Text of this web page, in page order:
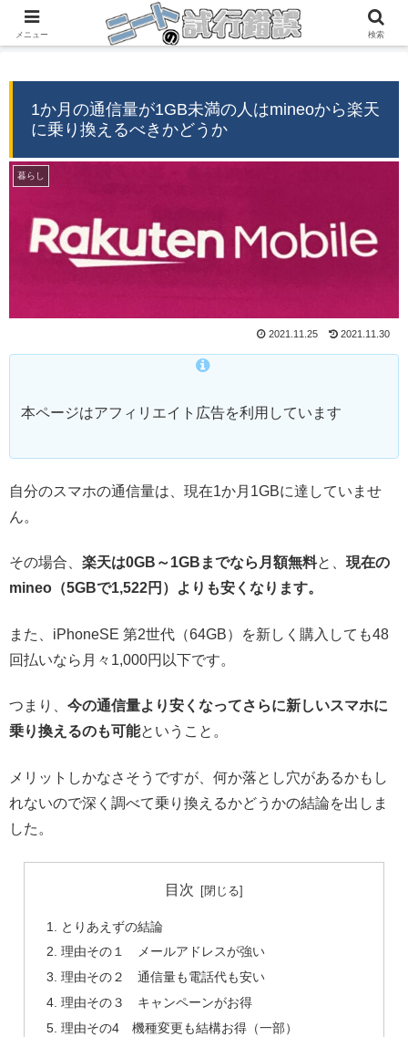
『自分の経験』→『誰かの役に立つ情報』
1か月の通信量が1GB未満の人はmineoから楽天
に乗り換えるべきかどうか
暮らし
2021.11.25 2021.11.30
本ページはアフィリエイト広告を利用しています
自分のスマホの通信量は、現在1か月1GBに達していませ
ん。
その場合、 楽天は0GB～1GBまでなら月額無料と、 現在の
mineo（5GBで1,522円）よりも安くなります。
また、iPhoneSE 第2世代（64GB）を新しく購入しても48
回払いなら月々1,000円以下です。
つまり、 今の通信量より安くなってさらに新しいスマホに
乗り換えるのも可能ということ。
メリットしかなさそうですが、何か落とし穴があるかもし
れないので深く調べて乗り換えるかどうかの結論を出しま
した。
目次
とりあえずの結論
理由その１ メールアドレスが強い
理由その２ 通信量も電話代も安い
理由その３ キャンペーンがお得
理由その4 機種変更も結構お得（一部）
メニュー 検索